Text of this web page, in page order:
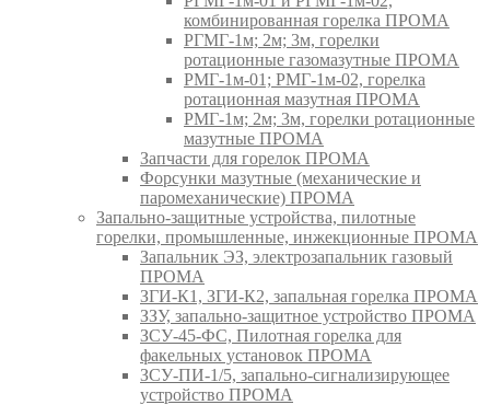
комбинированная горелка ПРОМА
РГМГ-1м; 2м; 3м, горелки
ротационные газомазутные ПРОМА
РМГ-1м-01; РМГ-1м-02, горелка
ротационная мазутная ПРОМА
РМГ-1м; 2м; 3м, горелки ротационные
мазутные ПРОМА
Запчасти для горелок ПРОМА
Форсунки мазутные (механические и
паромеханические) ПРОМА
Запально-защитные устройства, пилотные
горелки, промышленные, инжекционные ПРОМА
Запальник ЭЗ, электрозапальник газовый
ПРОМА
ЗГИ-К1, ЗГИ-К2, запальная горелка ПРОМА
ЗЗУ, запально-защитное устройство ПРОМА
ЗСУ-45-ФС, Пилотная горелка для
факельных установок ПРОМА
ЗСУ-ПИ-1/5, запально-сигнализирующее
устройство ПРОМА